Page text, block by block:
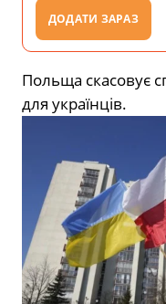
ДОДАТИ ЗАРАЗ
Польща скасовує
для українців.